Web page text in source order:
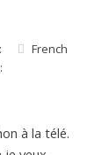
French
à la télé.